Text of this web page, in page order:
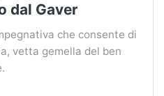
dal Gaver
che consente di
vetta gemella del ben